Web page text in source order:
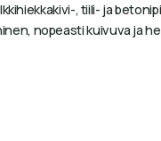
, tiili- ja
nopeasti kuivuva ja